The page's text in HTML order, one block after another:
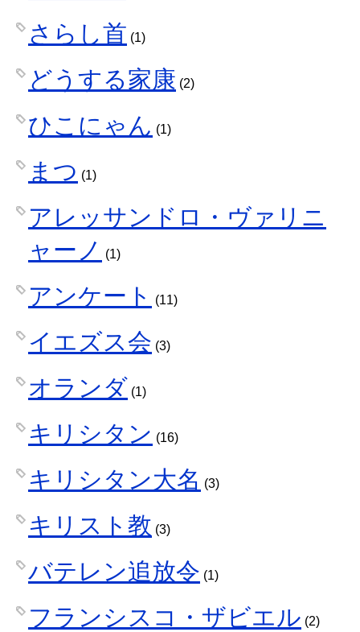
さらし首 (1)
どうする家康 (2)
ひこにゃん (1)
まつ (1)
アレッサンドロ・ヴァリニ
ャーノ
(1)
アンケート (11)
イエズス会 (3)
オランダ (1)
キリシタン (16)
キリシタン大名 (3)
キリスト教 (3)
バテレン追放令 (1)
フランシスコ・ザビエル (2)